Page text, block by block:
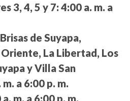
3, 4, 5 y 7: 4:00 a. m. a
de Suyapa,
La Libertad, Los
y Villa San
m. a 6:00 p. m.
m. a 6:00 p. m.